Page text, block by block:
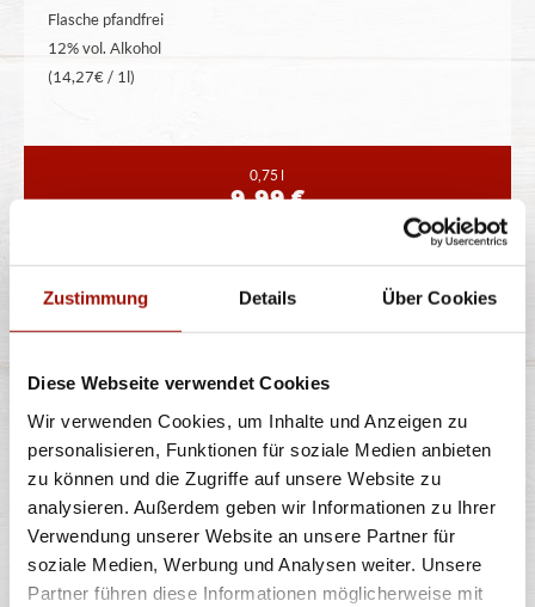
Zustimmung Details Über Cookies
Diese Webseite verwendet Cookies
Wir verwenden Cookies, um Inhalte und Anzeigen zu
personalisieren, Funktionen für soziale Medien anbieten
zu können und die Zugriffe auf unsere Website zu
analysieren. Außerdem geben wir Informationen zu Ihrer
Verwendung unserer Website an unsere Partner für
soziale Medien, Werbung und Analysen weiter. Unsere
Partner führen diese Informationen möglicherweise mit
Flasche pfandfrei
12% vol. Alkohol
(14,27€ / 1l)
0,75 l
9,99 €
CHIANTI
Flasche pfandfrei
12% vol. Alkohol
(14,27€ / 1l)
0,75 l
9,99 €